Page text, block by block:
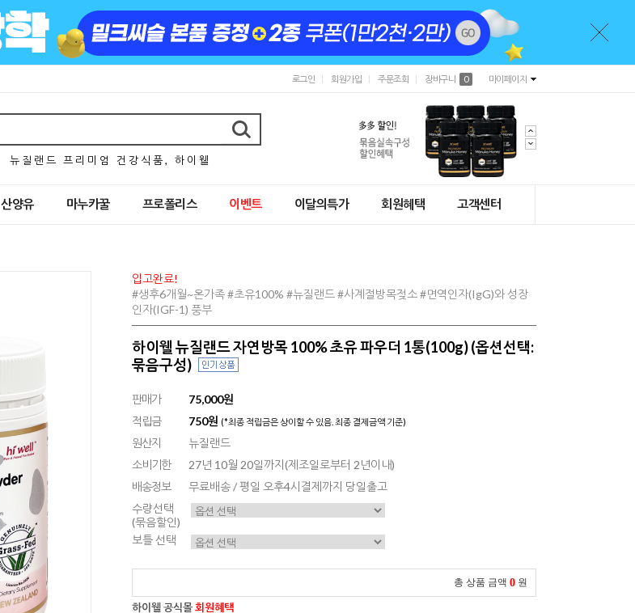
로그인 회원가입 주문조회 장바구니 0 마이페이지
뉴 질 랜 드 프 리 미 엄 건 강 식 품 , 하 이 웰
산양유 마누카꿀 프로폴리스 이벤트 이달의특가 회원혜택 고객센터
입고완료!
#생후6개월~온가족 #초유100% #뉴질랜드 #사계절방목젖소 #면역인자(IgG)와 성장
인자(IGF-1) 풍부
하이웰 뉴질랜드 자연방목 100% 초유 파우더 1통(100g) (옵션선택:
묶음구성)
판매가
75,000원
적립금
750원 (*최종 적립금은 상이할 수 있음. 최종 결제금액 기준)
원산지
뉴질랜드
소비기한
27년 10월 20일까지(제조일로부터 2년이내)
배송정보
무료배송 / 평일 오후4시결제까지 당일출고
수량선택
(묶음할인)
보틀 선택
총 상품 금액 0 원
하이웰 공식몰회원혜택